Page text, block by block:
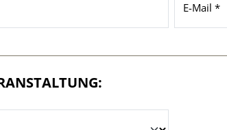
E-Mail *
Datenschutz